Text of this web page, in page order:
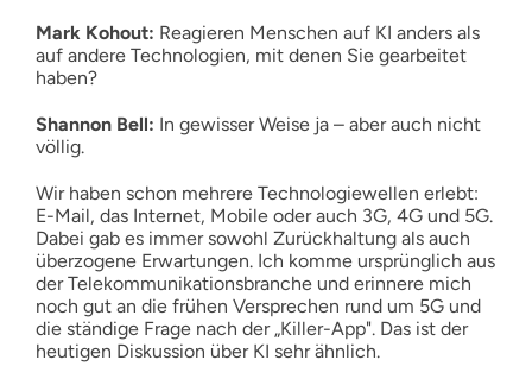
Mark Kohout: Reagieren Menschen auf KI anders als
auf andere Technologien, mit denen Sie gearbeitet
haben?
Shannon Bell: In gewisser Weise ja – aber auch nicht
völlig.
Wir haben schon mehrere Technologiewellen erlebt:
E-Mail, das Internet, Mobile oder auch 3G, 4G und 5G.
Dabei gab es immer sowohl Zurückhaltung als auch
überzogene Erwartungen. Ich komme ursprünglich aus
der Telekommunikationsbranche und erinnere mich
noch gut an die frühen Versprechen rund um 5G und
die ständige Frage nach der „Killer-App". Das ist der
heutigen Diskussion über KI sehr ähnlich.